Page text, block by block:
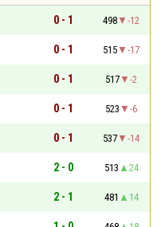
0 - 1 498
-12
0 - 1 515
-17
0 - 1 517
-2
0 - 1 523
-6
0 - 1 537
-14
2 - 0 513
24
2 - 1 481
14